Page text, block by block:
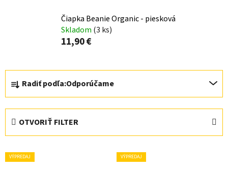
Čiapka Beanie Organic - piesková
Skladom (3 ks)
11,90 €
R
a
d
e
Radiť podľa:Odporúčame
OTVORIŤ FILTER
V
ý
VÝPREDAJ VÝPREDAJ